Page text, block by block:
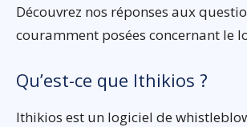
Découvrez nos réponses aux
couramment posées concernant le
Qu’est-ce que Ithikios ?
Ithikios est un logiciel de